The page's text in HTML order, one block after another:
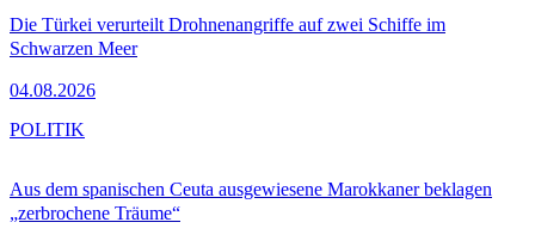
Die Türkei verurteilt Drohnenangriffe auf zwei Schiffe im
Schwarzen Meer
04.08.2026
Aus dem spanischen Ceuta ausgewiesene Marokkaner beklagen
„zerbrochene Träume“
POLITIK